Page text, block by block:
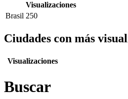
Visualizaciones
Brasil 250
Ciudades con más
Visualizaciones
Buscar